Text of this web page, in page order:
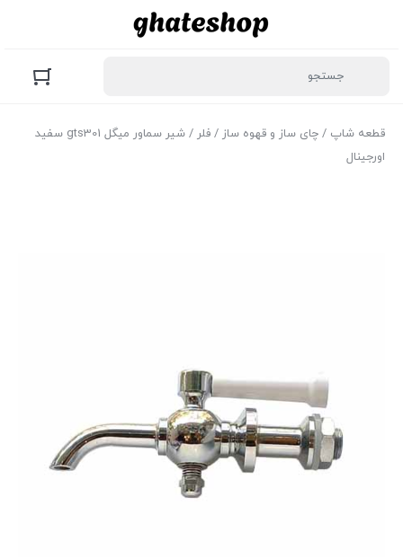
قطعه شاپ / چای ساز و قهوه ساز / فلر
/ شیر سماور میگل gts301 سفید
اورجینال